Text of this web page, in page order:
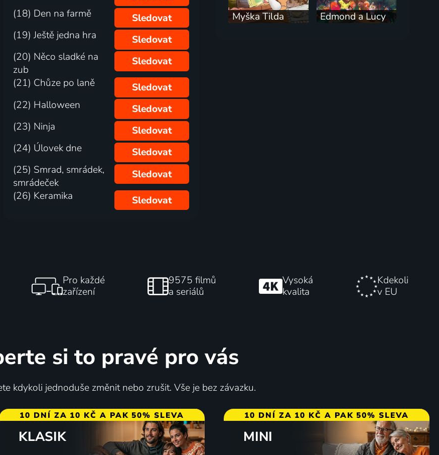
(18) Den na farmě
Sledovat
(19) Ještě jedna hra
Sledovat
(20) Něco sladké na
zub
Sledovat
(21) Chůze po laně
Sledovat
(22) Halloween
Sledovat
(23) Ninja
Sledovat
(24) Úlovek dne
Sledovat
(25) Smrad, smrádek,
smrádeček
Sledovat
(26) Keramika
Sledovat
Myška Tilda Edmond a Lucy
Pro každé
zařízení
9575 filmů
a seriálů
Vysoká
kvalita
Kdekoli
v EU
si to pravé pro vás
kdykoli jednoduše změnit nebo zrušit. Vše je bez závazku.
10 DNÍ ZA 10 KČ A PAK 50% SLEVA
KLASIK
10 DNÍ ZA 10 KČ A PAK 50% SLEVA
MINI